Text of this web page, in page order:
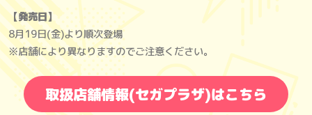
【発売日】
8月19日(金)より順次登場
※店舗により異なりますのでご注意ください。
取扱店舗情報(セガプラザ)はこちら